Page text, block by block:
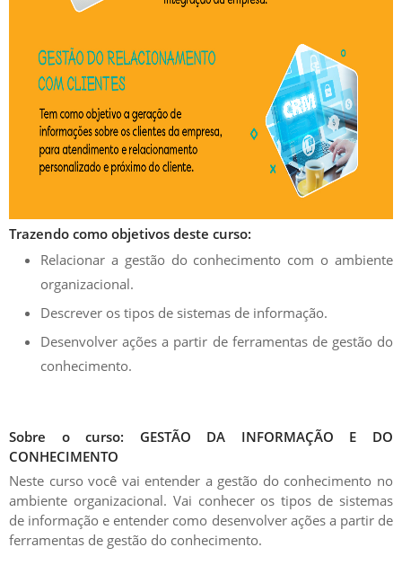
Trazendo como objetivos deste curso:
Relacionar a gestão do conhecimento com o ambiente
organizacional.
Descrever os tipos de sistemas de informação.
Desenvolver ações a partir de ferramentas de gestão do
conhecimento.
Sobre o curso: GESTÃO DA INFORMAÇÃO E DO
CONHECIMENTO
Neste curso você vai entender a gestão do conhecimento no
ambiente organizacional. Vai conhecer os tipos de sistemas
de informação e entender como desenvolver ações a partir de
ferramentas de gestão do conhecimento.